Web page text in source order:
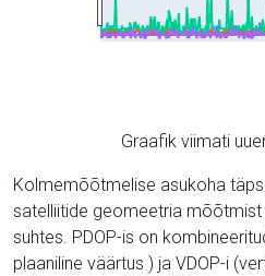
Graafik viimati
Kolmemõõtmelise asukoha
satelliitide geomeetria mõõtmist
suhtes. PDOP-is on
plaaniline väärtus ) ja VDOP-i